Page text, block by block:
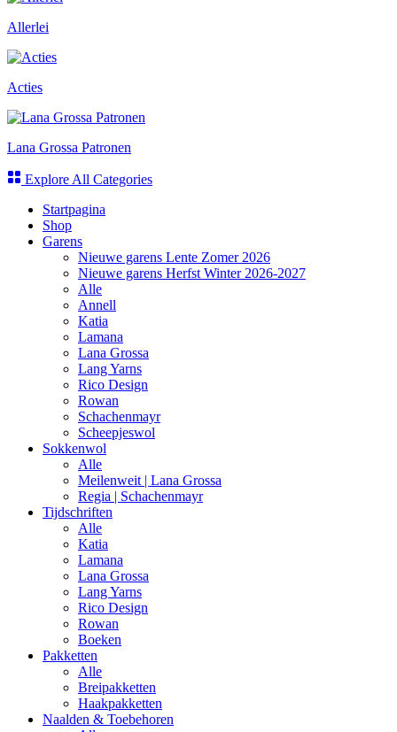
Allerlei
Acties
Lana Grossa Patronen
Explore All Categories
Startpagina
Shop
Garens
Nieuwe garens Lente Zomer 2026
Nieuwe garens Herfst Winter 2026-2027
Alle
Annell
Katia
Lamana
Lana Grossa
Lang Yarns
Rico Design
Rowan
Schachenmayr
Scheepjeswol
Sokkenwol
Alle
Meilenweit | Lana Grossa
Regia | Schachenmayr
Tijdschriften
Alle
Katia
Lamana
Lana Grossa
Lang Yarns
Rico Design
Rowan
Boeken
Pakketten
Alle
Breipakketten
Haakpakketten
Naalden & Toebehoren